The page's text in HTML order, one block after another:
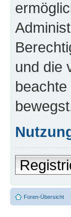
und die
Foren-Übersicht